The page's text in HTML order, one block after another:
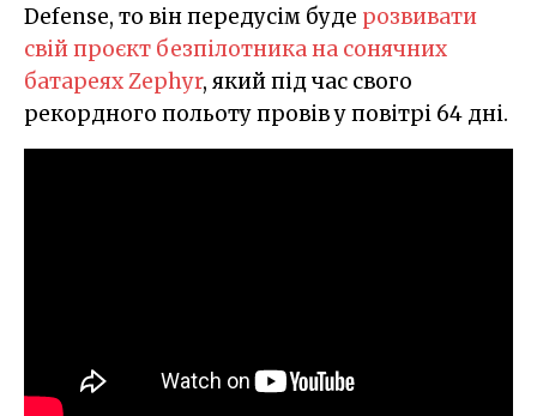
Defense, то він передусім буде розвивати
свій проєкт безпілотника на сонячних
батареях Zephyr, який під час свого
рекордного польоту провів у повітрі 64 дні.